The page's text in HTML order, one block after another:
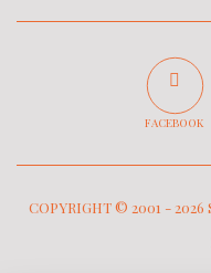
FACEBOOK
COPYRIGHT © 2001 -2026